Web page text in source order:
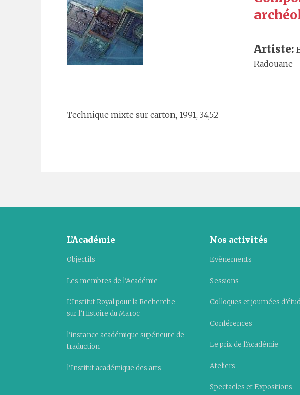
Artiste:
Radouane
Technique mixte sur carton, 1991, 34,52
L’Académie
Objectifs
Les membres de l’Académie
L’Institut Royal pour la Recherche
sur l’Histoire du Maroc
l’instance académique supérieure de
traduction
l’Institut académique des arts
Nos activités
Evènements
Sessions
Colloques et journées
Conférences
Le prix de l’Académie
Ateliers
Spectacles et Expositions